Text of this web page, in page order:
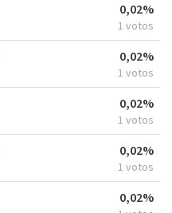
0,02%
1 votos
0,02%
1 votos
0,02%
1 votos
0,02%
1 votos
0,02%